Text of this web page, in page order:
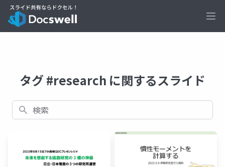
タグ #research に関するスライド
検索